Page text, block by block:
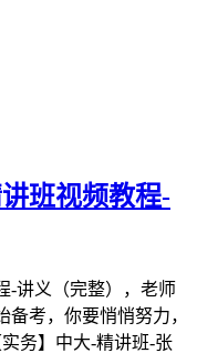
班视频教程-
-讲义（完整），老师
考，你要悄悄努力，
务】中大-精讲班-张